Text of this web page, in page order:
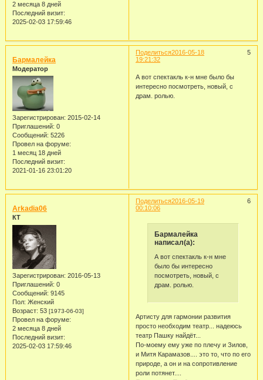
2 месяца 8 дней
Последний визит:
2025-02-03 17:59:46
Поделиться 5
2016-05-18
19:21:32
Бармалейка
Модератор
Зарегистрирован: 2015-02-14
Приглашений: 0
Сообщений: 5226
Провел на форуме:
1 месяц 18 дней
Последний визит:
2021-01-16 23:01:20
А вот спектакль к-н мне было бы
интересно посмотреть, новый, с
драм. ролью.
Поделиться 6
2016-05-19
00:10:06
Arkadia06
КТ
Зарегистрирован: 2016-05-13
Приглашений: 0
Сообщений: 9145
Пол: Женский
Возраст: 53 [1973-06-03]
Провел на форуме:
2 месяца 8 дней
Последний визит:
2025-02-03 17:59:46
Бармалейка
написал(а):
А вот спектакль к-н мне
было бы интересно
посмотреть, новый, с
драм. ролью.
Артисту для гармонии развития
просто необходим театр... надеюсь
театр Пашку найдёт...
По-моему ему уже по плечу и Зилов,
и Митя Карамазов.... это то, что по его
природе, а он и на сопротивление
роли потянет....